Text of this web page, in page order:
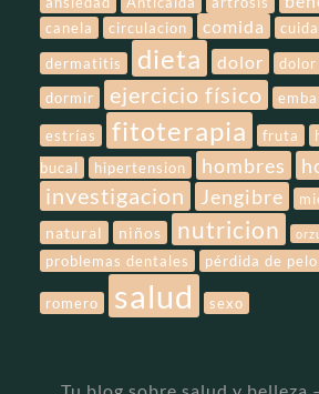
canela
circulacion comida
dermatitis
dieta dolor
dolor
dormir
ejercicio físico
estrías fitoterapia fruta
bucal
hipertension hombres
investigacion Jengibre
natural niños nutricion
problemas dentales
pérdida de pelo
romero salud sexo